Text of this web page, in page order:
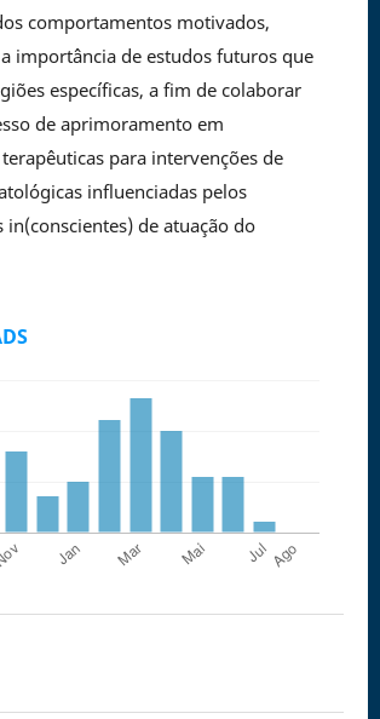
comportamentos motivados,
importância de estudos futuros que
específicas, a fim de colaborar
de aprimoramento em
para intervenções de
influenciadas pelos
in(conscientes) de atuação do